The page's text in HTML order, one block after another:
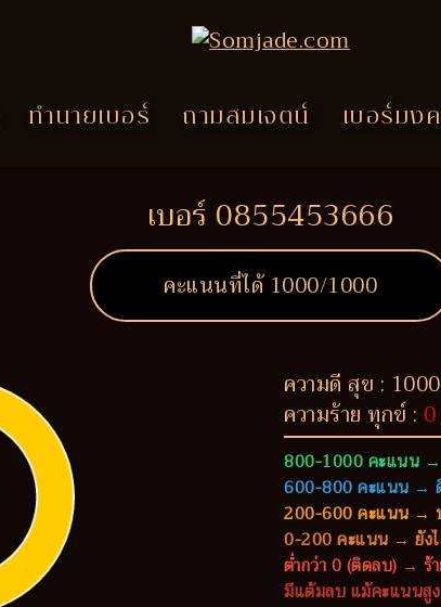
ทำนายเบอร์ ถามสมเจตน์ เบอร์มง
เบอร์ 0855453666
คะแนนที่ได้ 1000/1000
ความดี สุข :
ความร้าย ทุกข์ : 0
800-1000 คะแนน
600-800 คะแนน →
200-600 คะแนน →
0-200 คะแนน → ยัง
ต่ำกว่า 0 (ติดลบ) → ร้
มีแต้มลบ แม้คะแนนสู